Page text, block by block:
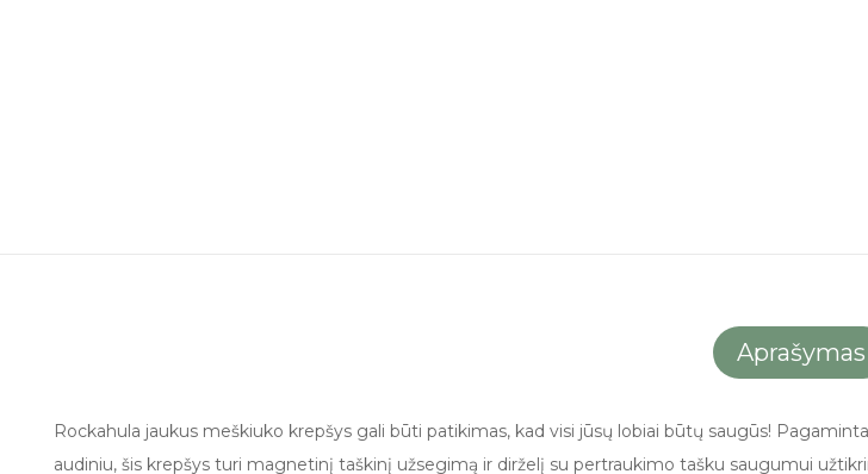
Aprašymas
Rockahula jaukus meškiuko krepšys gali būti patikimas, kad visi jūsų lobiai būtų saugūs!
audiniu, šis krepšys turi magnetinį taškinį užsegimą ir dirželį su pertraukimo tašku saugumui